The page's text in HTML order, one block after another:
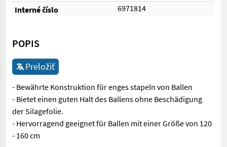
Interné číslo
6971814
POPIS
Preložiť
- Bewährte Konstruktion für enges stapeln von Ballen
- Bietet einen guten Halt des Ballens ohne Beschädigung
der Silagefolie.
- Hervorragend geeignet für Ballen mit einer Größe von 120
- 160 cm